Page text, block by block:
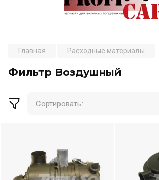
Главная Расходные материалы
Фильтр Воздушный
Сортировать: